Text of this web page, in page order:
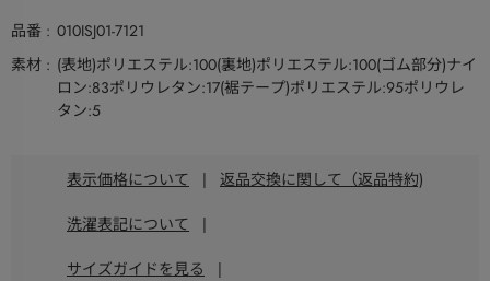
品番
010ISJ01-7121
素材
(表地)ポリエステル:100(裏地)ポリエステル:100(ゴム部分)ナイ
ロン:83ポリウレタン:17(裾テープ)ポリエステル:95ポリウレ
タン:5
表示価格について | 返品交換に関して（返品特約)
洗濯表記について |
サイズガイドを見る |